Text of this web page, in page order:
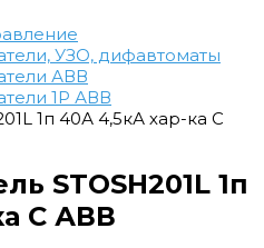
УЗО, дифавтоматы
АВВ
1Р АВВ
1п 40А 4,5кА хар-ка С
STOSH201L 1п
С АВВ